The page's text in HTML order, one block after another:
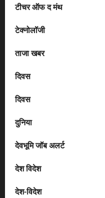
टीचर ऑफ द मंथ
टेक्नोलॉजी
ताजा खबर
दिवस
दिवस
दुनिया
देवभूमि जॉब अलर्ट
देश विदेश
देश-विदेश